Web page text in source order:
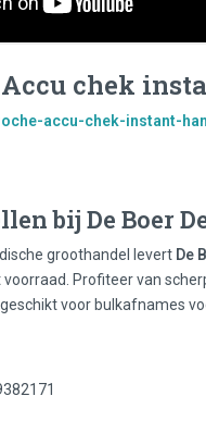
chek
accu-chek-instant-
bij De Boer
groothandel levert De
Profiteer van
voor bulkafnames